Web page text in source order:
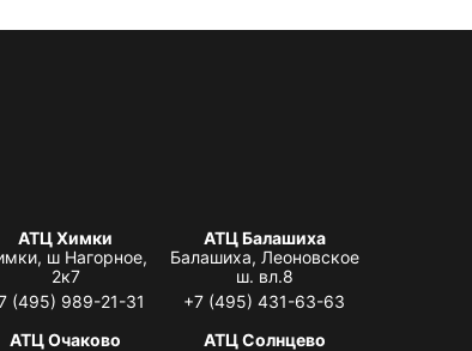
АТЦ Химки
ш Нагорное,
2к7
(495) 989-21-31
АТЦ Балашиха
Балашиха, Леоновское
ш. вл.8
+7 (495) 431-63-63
АТЦ Очаково
АТЦ Солнцево